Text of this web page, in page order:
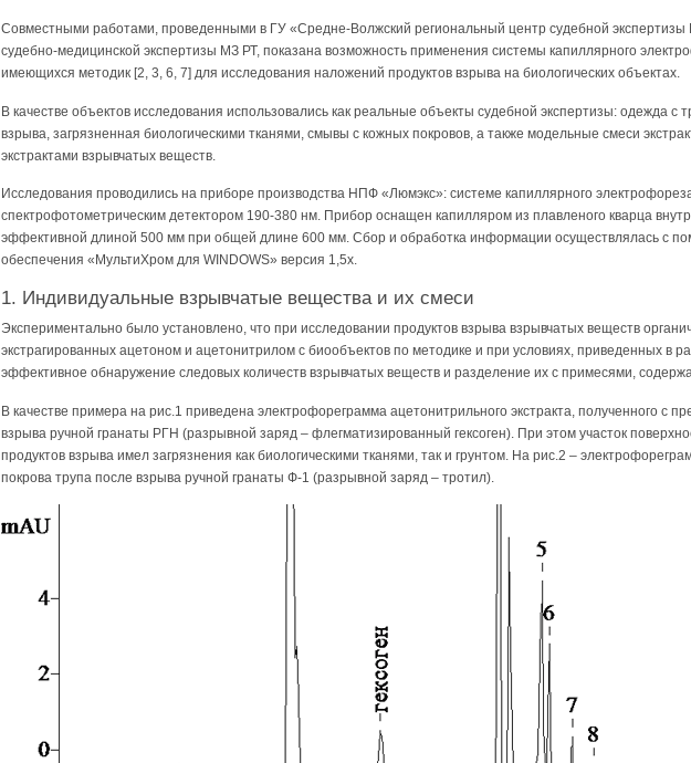
Совместными работами, проведенными в ГУ «Средне-Волжский региональный центр судебной
судебно-медицинской экспертизы МЗ РТ, показана возможность применения системы капиллярного
имеющихся методик [2, 3, 6, 7] для исследования наложений продуктов взрыва на биологических объектах.
В качестве объектов исследования использовались как реальные объекты судебной экспертизы: одежда с
взрыва, загрязненная биологическими тканями, смывы с кожных покровов, а также модельные смеси
экстрактами взрывчатых веществ.
Исследования проводились на приборе производства НПФ «Люмэкс»: системе капиллярного
спектрофотометрическим детектором 190-380 нм. Прибор оснащен капилляром из плавленого кварца
эффективной длиной 500 мм при общей длине 600 мм. Сбор и обработка информации осуществлялась с
обеспечения «МультиХром для WINDOWS» версия 1,5х.
1. Индивидуальные взрывчатые вещества и их смеси
Экспериментально было установлено, что при исследовании продуктов взрыва взрывчатых веществ
экстрагированных ацетоном и ацетонитрилом с биообъектов по методике и при условиях, приведенных в
эффективное обнаружение следовых количеств взрывчатых веществ и разделение их с примесями,
В качестве примера на рис.1 приведена электрофореграмма ацетонитрильного экстракта, полученного с
взрыва ручной гранаты РГН (разрывной заряд – флегматизированный гексоген). При этом участок
продуктов взрыва имел загрязнения как биологическими тканями, так и грунтом. На рис.2 –
покрова трупа после взрыва ручной гранаты Ф-1 (разрывной заряд – тротил).